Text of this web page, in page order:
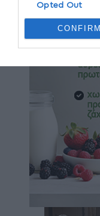
Opted Out
CONFIRM